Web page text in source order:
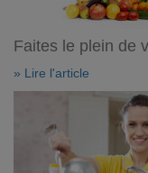
Faites le plein de
» Lire l'article